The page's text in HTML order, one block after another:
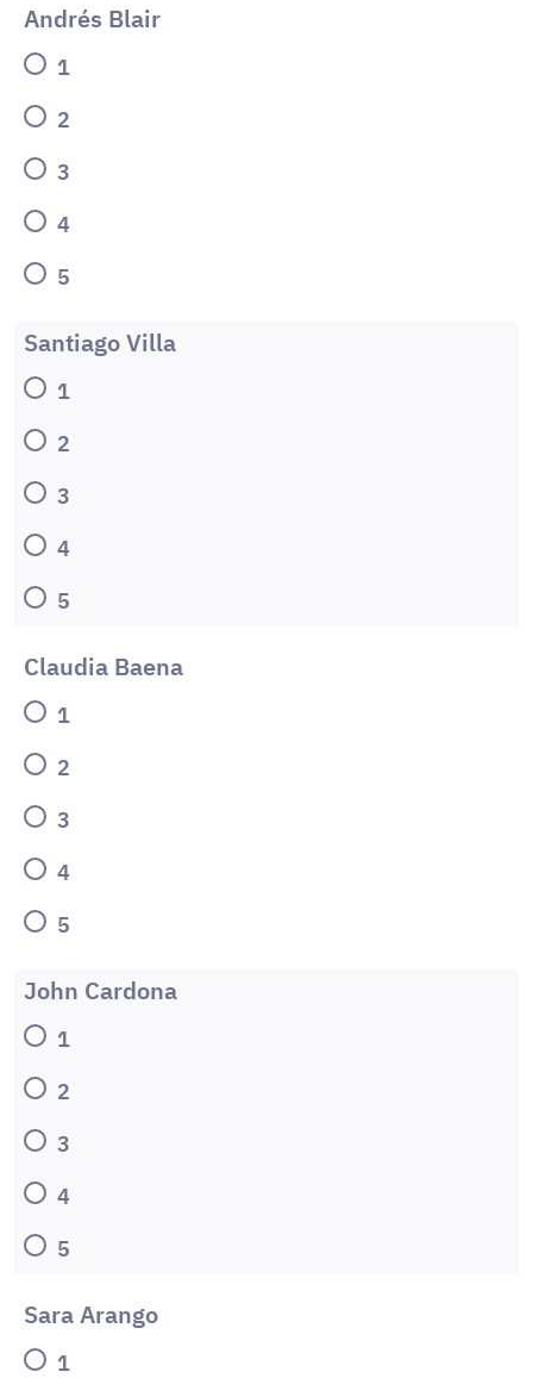
Andrés Blair
1
2
3
4
5
Santiago Villa
1
2
3
4
5
Claudia Baena
1
2
3
4
5
John Cardona
1
2
3
4
5
Sara Arango
1